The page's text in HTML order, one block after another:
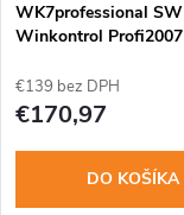
WK7professional SW
Winkontrol Profi2007
€139 bez DPH
€170,97
DO KOŠÍKA